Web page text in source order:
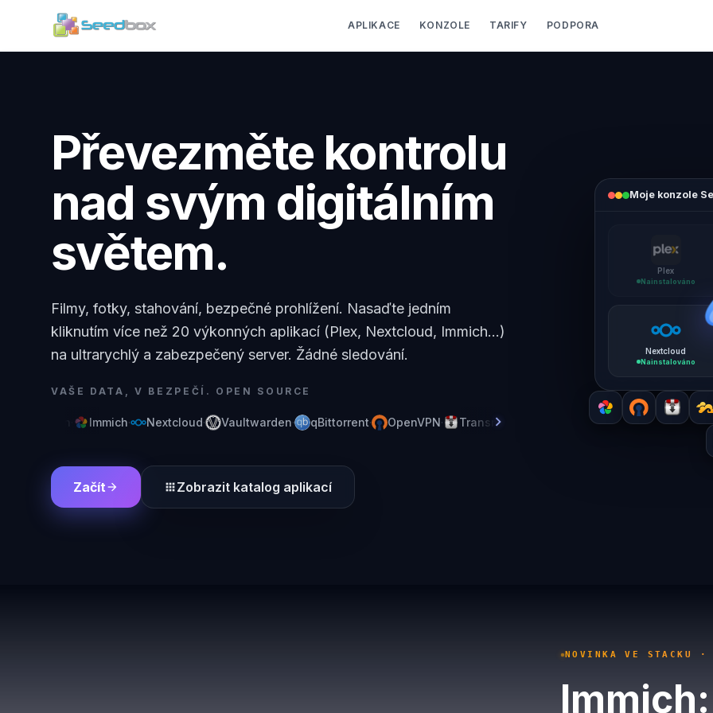
APLIKACE KONZOLE TARIFY PODPORA
Převezměte kontrolu
nad svým digitálním
světem.
Filmy, fotky, stahování, bezpečné prohlížení. Nasaďte jedním
kliknutím více než 20 výkonných aplikací (Plex, Nextcloud, Immich...)
na ultrarychlý a zabezpečený server. Žádné sledování.
VAŠE DATA, V BEZPEČÍ. OPEN SOURCE
Immich· Nextcloud· Vaultwarden· qBittorrent· OpenVPN· Transmission Stirling-PDF·
chevron_right
Začítarrow_forward appsZobrazit katalog aplikací
Moje konzole
Deluge
Nainstalováno
Nextcloud
Nainstalováno
NOVINKA VE STACKU